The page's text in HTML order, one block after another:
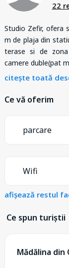
22
Studio Zefir, ofera
m de plaja din
terase si de
camere duble(pat
citește toată
Ce vă oferim
parcare
Wifi
afișează restul
Ce spun turiștii
Mădălina din